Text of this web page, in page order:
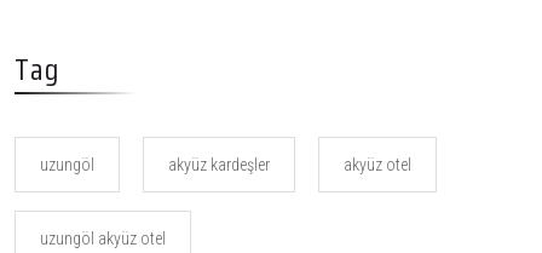
Tag
uzungöl akyüz kardeşler akyüz otel
uzungöl akyüz otel